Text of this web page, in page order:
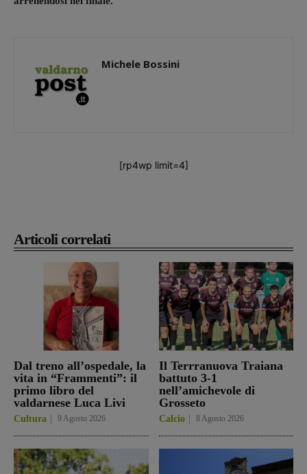
Articoli correlati
Dal treno all’ospedale, la
vita in “Frammenti”: il
primo libro del
valdarnese Luca Livi
Cultura 9 Agosto 2026
Il Terrranuova Traiana
battuto 3-1
nell’amichevole di
Grosseto
Calcio 8 Agosto 2026
Michele Bossini
[rp4wp limit=4]